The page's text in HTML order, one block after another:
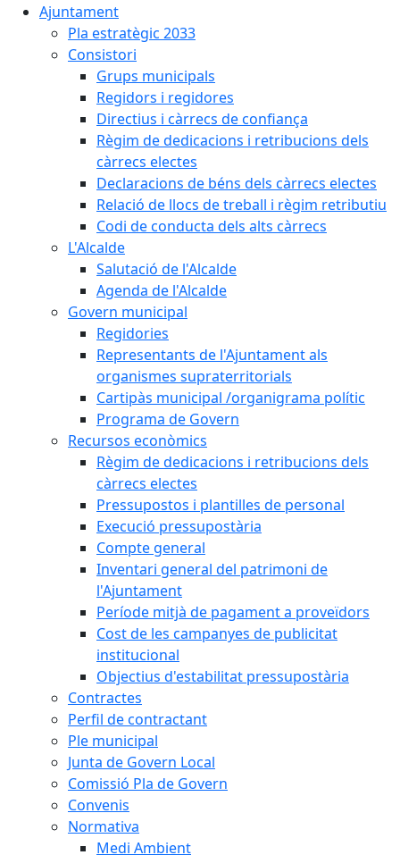
Ajuntament
Pla estratègic 2033
Consistori
Grups municipals
Regidors i regidores
Directius i càrrecs de confiança
Règim de dedicacions i retribucions dels
càrrecs electes
Declaracions de béns dels càrrecs electes
Relació de llocs de treball i règim retributiu
Codi de conducta dels alts càrrecs
L'Alcalde
Salutació de l'Alcalde
Agenda de l'Alcalde
Govern municipal
Regidories
Representants de l'Ajuntament als
organismes supraterritorials
Cartipàs municipal /organigrama polític
Programa de Govern
Recursos econòmics
Règim de dedicacions i retribucions dels
càrrecs electes
Pressupostos i plantilles de personal
Execució pressupostària
Compte general
Inventari general del patrimoni de
l'Ajuntament
Període mitjà de pagament a proveïdors
Cost de les campanyes de publicitat
institucional
Objectius d'estabilitat pressupostària
Contractes
Perfil de contractant
Ple municipal
Junta de Govern Local
Comissió Pla de Govern
Convenis
Normativa
Medi Ambient